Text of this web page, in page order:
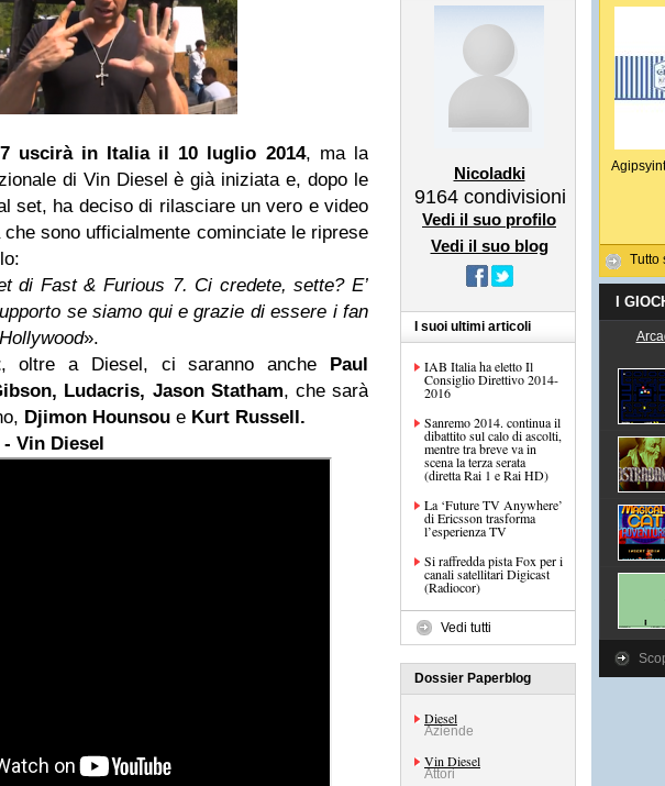
uscirà in Italia il 10 luglio 2014, ma la
di Vin Diesel è già iniziata e, dopo le
set, ha deciso di rilasciare un vero e video
che sono ufficialmente cominciate le riprese
di Fast & Furious 7. Ci credete, sette? E’
se siamo qui e grazie di essere i fan
».
, oltre a Diesel, ci saranno anche Paul
Ludacris, Jason Statham, che sarà
Djimon Hounsou e Kurt Russell.
- Vin Diesel
Nicoladki
9164 condivisioni
Vedi il suo profilo
Vedi il suo blog
I suoi ultimi articoli
IAB Italia ha eletto Il
Consiglio Direttivo 2014-
2016
Sanremo 2014. continua il
dibattito sul calo di ascolti,
mentre tra breve va in
scena la terza serata
(diretta Rai 1 e Rai HD)
La ‘Future TV Anywhere’
di Ericsson trasforma
l’esperienza TV
Si raffredda pista Fox per i
canali satellitari Digicast
(Radiocor)
Vedi tutti
Dossier Paperblog
Diesel
Aziende
Vin Diesel
Attori
Tutto
I